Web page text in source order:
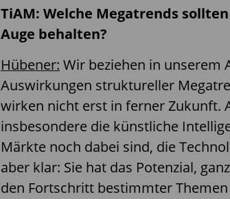
TiAM: Welche Megatrends
Auge behalten?
Hübener: Wir beziehen in unserem
Auswirkungen struktureller
wirken nicht erst in ferner Zukunft.
insbesondere die künstliche
Märkte noch dabei sind, die
aber klar: Sie hat das Poten­zial,
den Fortschritt bestimmter